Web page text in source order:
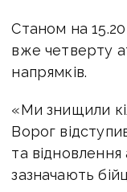
Станом на
вже четверту
напрямків.
«Ми знищили
Ворог
та
зазначають